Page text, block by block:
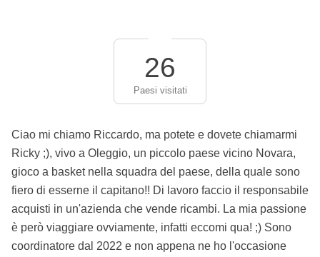
26
Paesi visitati
Ciao mi chiamo Riccardo, ma potete e dovete chiamarmi
Ricky ;), vivo a Oleggio, un piccolo paese vicino Novara,
gioco a basket nella squadra del paese, della quale sono
fiero di esserne il capitano!! Di lavoro faccio il responsabile
acquisti in un'azienda che vende ricambi. La mia passione
è però viaggiare ovviamente, infatti eccomi qua! ;) Sono
coordinatore dal 2022 e non appena ne ho l'occasione